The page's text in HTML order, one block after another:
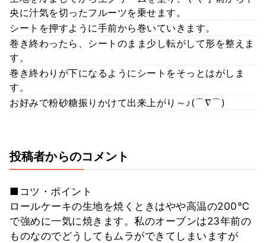
央に汁気を切ったフルーツを乗せます。
シートを押すように手前から巻いていきます。
巻き終わったら、シートのまま少し転がして形を整えま
す。
巻き終わりが下になるようにシートをそっとはがしま
す。
お好みで粉砂糖振りかけて出来上がり～♪(⌒∇⌒)
投稿者からのコメント
■コツ・ポイント
ロールケーキの生地を焼くときはやや高温の200℃
で強めに一気に焼きます。私のオーブンは23年前の
ものなのでどうしてもムラができてしまいますが